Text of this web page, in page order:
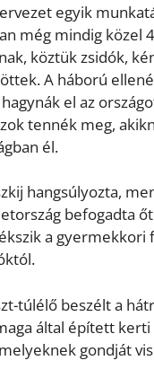
egyik
még mindig közel
köztük zsidók,
A háború
el az
tennék meg,
él.
hangsúlyozta,
befogadta
a gyermekkori
túlélő beszélt a
által épített
gondját